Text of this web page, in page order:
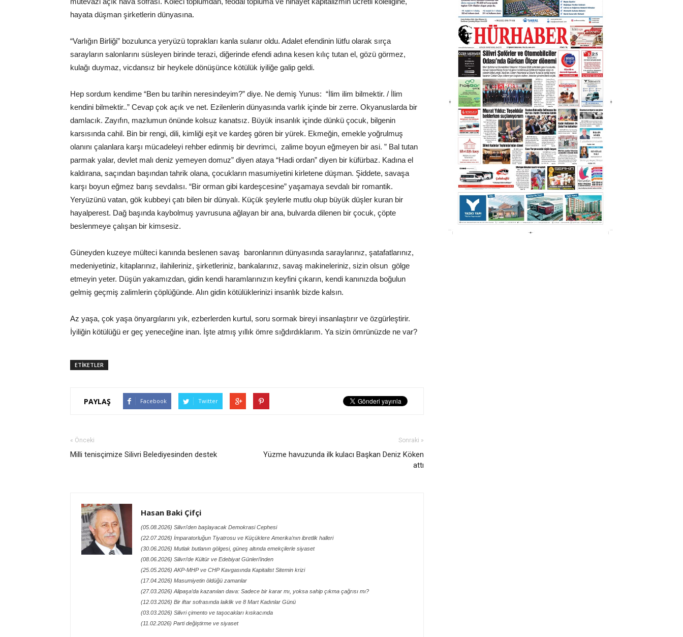
hayata düşman şirketlerin dünyasına.
“Varlığın Birliği” bozulunca yeryüzü toprakları kanla sulanır oldu. Adalet efendinin lütfu olarak sırça
sarayların salonlarını süsleyen birinde terazi, diğerinde efendi adına kesen kılıç tutan el, gözü görmez,
kulağı duymaz, vicdansız bir heykele dönüşünce kötülük iyiliğe galip geldi.
Hep sordum kendime “Ben bu tarihin neresindeyim?” diye. Ne demiş Yunus: “İlim ilim bilmektir. / İlim
kendini bilmektir..” Cevap çok açık ve net. Ezilenlerin dünyasında varlık içinde bir zerre. Okyanuslarda bir
damlacık. Zayıfın, mazlumun önünde kolsuz kanatsız. Büyük insanlık içinde dünkü çocuk, bilgenin
karsısında cahil. Bin bir rengi, dili, kimliği eşit ve kardeş gören bir yürek. Ekmeğin, emekle yoğrulmuş
olanını çalanlara karşı mücadeleyi rehber edinmiş bir devrimci, zalime boyun eğmeyen bir asi. ” Bal tutan
parmak yalar, devlet malı deniz yemeyen domuz” diyen ataya “Hadi ordan” diyen bir küfürbaz. Kadına el
kaldırana, saçından başından tahrik olana, çocukların masumiyetini kirletene düşman. Şiddete, savaşa
karşı boyun eğmez barış sevdalısı. “Bir orman gibi kardeşcesine” yaşamaya sevdalı bir romantik.
Yeryüzünü vatan, gök kubbeyi çatı bilen bir dünyalı. Küçük şeylerle mutlu olup büyük düşler kuran bir
hayalperest. Dağ başında kaybolmuş yavrusuna ağlayan bir ana, bulvarda dilenen bir çocuk, çöpte
beslenmeye çalışan bir kimsesiz.
Güneyden kuzeye mülteci kanında beslenen savaş baronlarının dünyasında saraylarınız, şatafatlarınız,
medeniyetiniz, kitaplarınız, ilahileriniz, şirketleriniz, bankalarınız, savaş makineleriniz, sizin olsun gölge
etmeyin yeter. Düşün yakamızdan, gidin kendi haramlarınızın keyfini çıkarın, kendi kanınızda boğulun
gelmiş geçmiş zalimlerin çöplüğünde. Alın gidin kötülüklerinizi insanlık bizde kalsın.
Az yaşa, çok yaşa önyargılarını yık, ezberlerden kurtul, soru sormak bireyi insanlaştırır ve özgürleştirir.
İyiliğin kötülüğü er geç yeneceğine inan. İşte atmış yıllık ömre sığdırdıklarım. Ya sizin ömrünüzde ne var?
ETİKETLER
PAYLAŞ Facebook Twitter
« Önceki
Milli tenisçimize Silivri Belediyesinden destek
Sonraki »
Yüzme havuzunda ilk kulacı Başkan Deniz Köken
attı
Hasan Baki Çifçi
(05.08.2026) Silivri'den başlayacak Demokrasi Cephesi
(22.07.2026) İmparatorluğun Tiyatrosu ve Küçüklere Amerika’nın ibretlik halleri
(30.06.2026) Mutlak butlanın gölgesi, güneş altında emekçilerle siyaset
(08.06.2026) Silivri’de Kültür ve Edebiyat Günleri’inden
(25.05.2026) AKP-MHP ve CHP Kavgasında Kapitalist Sitemin krizi
(17.04.2026) Masumiyetin öldüğü zamanlar
(27.03.2026) Alipaşa’da kazanılan dava: Sadece bir karar mı, yoksa sahip çıkma çağrısı mı?
(12.03.2026) Bir iftar sofrasında laiklik ve 8 Mart Kadınlar Günü
(03.03.2026) Silivri çimento ve taşocakları kıskacında
(11.02.2026) Parti değiştirme ve siyaset